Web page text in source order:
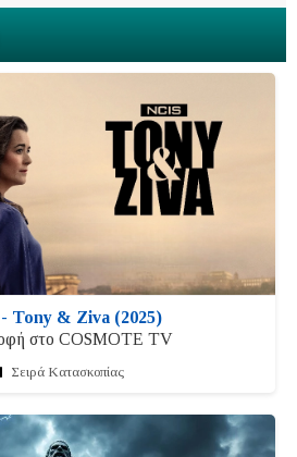
Tony & Ziva (2025)
στο COSMOTE TV
Σειρά Κατασκοπίας